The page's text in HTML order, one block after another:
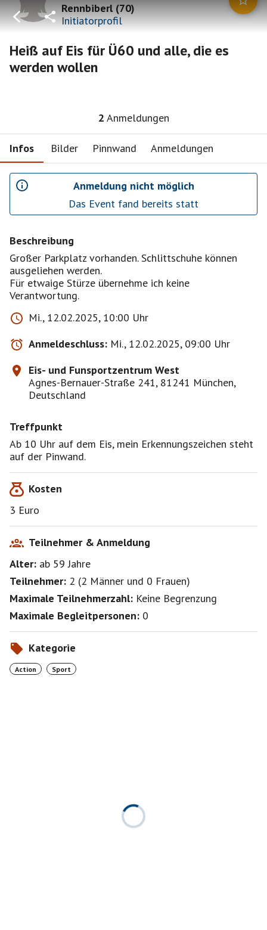
Rennbiberl(70)
Initiatorprofil
Heiß auf Eis für Ü60 und alle, die es
werden wollen
2 Anmeldungen
Infos Bilder Pinnwand Anmeldungen
Anmeldung nicht möglich
Das Event fand bereits statt
Beschreibung
Großer Parkplatz vorhanden. Schlittschuhe können
ausgeliehen werden.
Für etwaige Stürze übernehme ich keine
Mi., 12.02.2025, 10:00 Uhr
Anmeldeschluss: Mi., 12.02.2025, 09:00 Uhr
Eis- und Funsportzentrum West
Agnes-Bernauer-Straße 241, 81241 München,
Deutschland
Treffpunkt
Ab 10 Uhr auf dem Eis, mein Erkennungszeichen steht
auf der Pinwand.
Kosten
3 Euro
Teilnehmer & Anmeldung
Alter: ab 59Jahre
Teilnehmer: 2 (2 Männer und 0 Frauen)
Maximale Teilnehmerzahl: Keine Begrenzung
Maximale Begleitpersonen: 0
Kategorie
Action Sport